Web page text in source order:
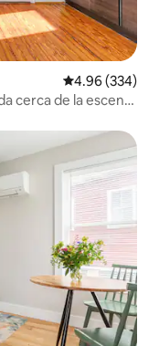
Calificación
4.96 (334)
cerca de la escena